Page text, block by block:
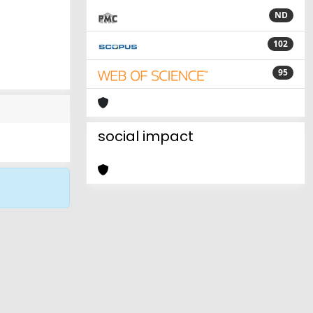
ND
102
95
social impact